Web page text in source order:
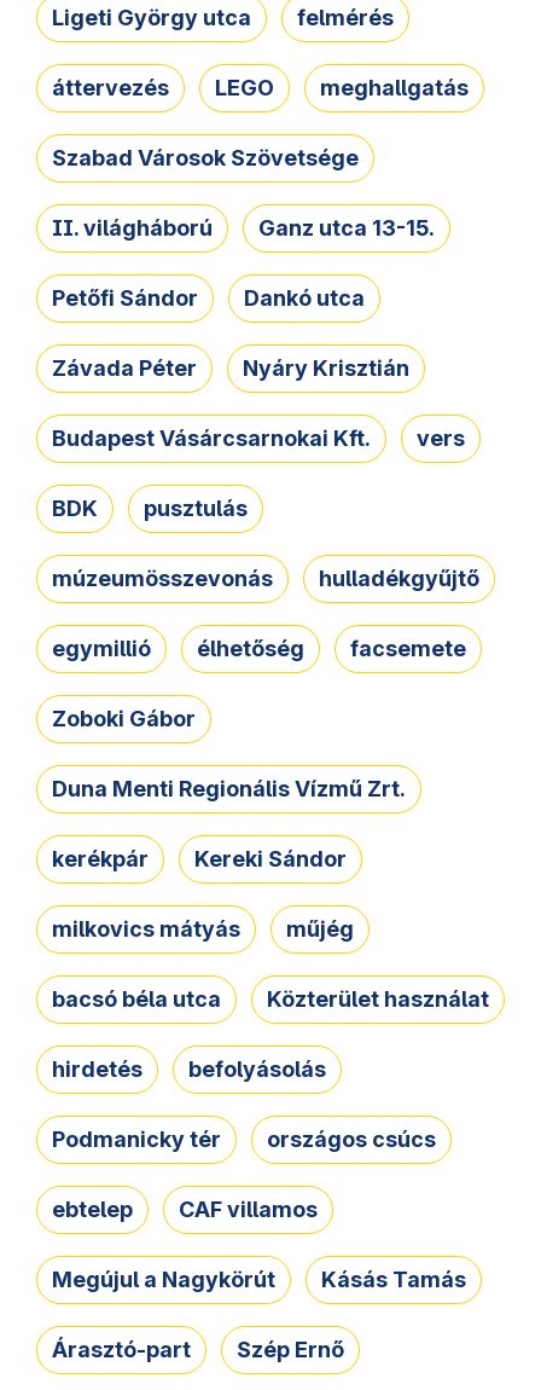
Ligeti György utca felmérés
áttervezés LEGO meghallgatás
Szabad Városok Szövetsége
II. világháború Ganz utca 13-15.
Petőfi Sándor Dankó utca
Závada Péter Nyáry Krisztián
Budapest Vásárcsarnokai Kft. vers
BDK pusztulás
múzeumösszevonás hulladékgyűjtő
egymillió élhetőség facsemete
Zoboki Gábor
Duna Menti Regionális Vízmű Zrt.
kerékpár Kereki Sándor
milkovics mátyás műjég
bacsó béla utca Közterület használat
hirdetés befolyásolás
Podmanicky tér országos csúcs
ebtelep CAF villamos
Megújul a Nagykörút Kásás Tamás
Árasztó-part Szép Ernő